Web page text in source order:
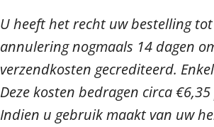
U heeft het recht uw bestelling
annulering nogmaals 14 dagen
verzendkosten gecrediteerd.
Deze kosten bedragen circa
Indien u gebruik maakt van uw